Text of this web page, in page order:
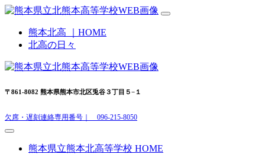
熊本北高 ｜HOME
北高の日々
〒861-8082 熊本県熊本市北区兎谷３丁目５−１
欠席・遅刻連絡専用番号｜ 096-215-8050
熊本県立熊本北高等学校 HOME